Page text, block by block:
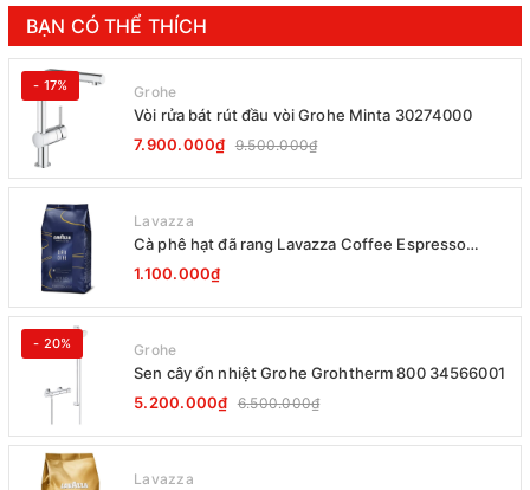
BẠN CÓ THỂ THÍCH
- 17% Grohe
Vòi rửa bát rút đầu vòi Grohe Minta 30274000
7.900.000₫ 9.500.000₫
Lavazza
Cà phê hạt đã rang Lavazza Coffee Espresso
Super Crema 1000g Date 12-2027
1.100.000₫
- 20% Grohe
Sen cây ổn nhiệt Grohe Grohtherm 800 34566001
5.200.000₫ 6.500.000₫
Lavazza